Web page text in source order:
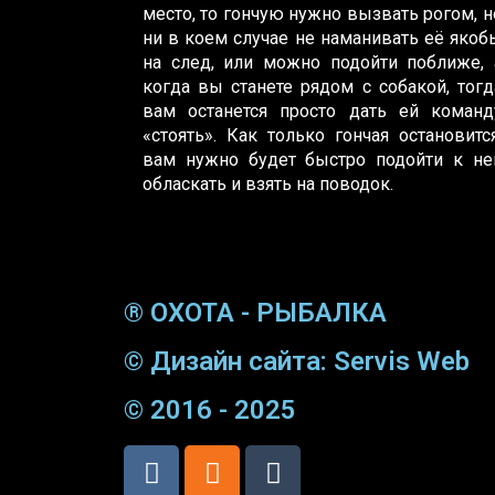
место, то гончую нужно вызвать рогом,
ни в коем случае не наманивать её
на след, или можно подойти поближе,
когда вы станете рядом с собакой,
вам останется просто дать ей
«стоять». Как только гончая
вам нужно будет быстро подойти к
обласкать и взять на поводок.
® ОХОТА - РЫБАЛКА
© Дизайн сайта: Servis Web
© 2016 - 2025